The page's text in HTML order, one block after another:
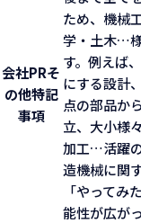
会社PRそ
の他特記
事項
ため、機械
学・土木…
す。例えば
にする設計
点の部品か
立、大小様
加工…活躍
造機械に関
「やってみ
能性が広が